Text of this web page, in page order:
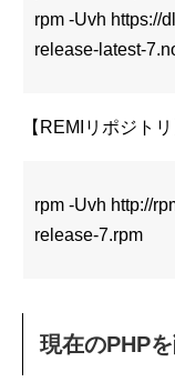
rpm -Uvh https://
release-latest-
【REMIリポジトリ
rpm -Uvh http://
release-7.rpm
現在のPHP